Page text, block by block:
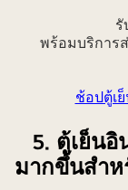
รั
พร้อมบริการ
ช้อปตู้เย็
5. ตู้เย็นอิ
มากขึ้นสำห